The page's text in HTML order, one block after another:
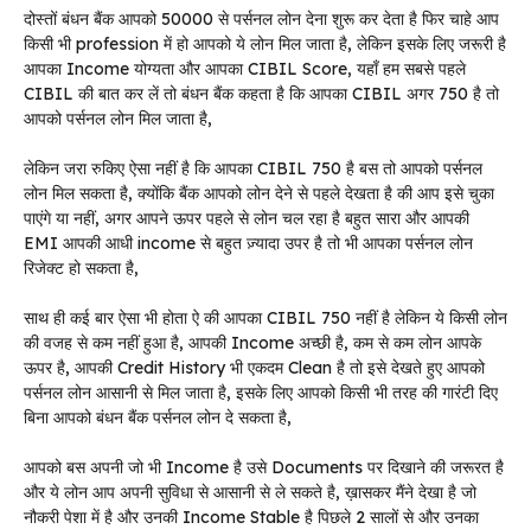
दोस्तों बंधन बैंक आपको 50000 से पर्सनल लोन देना शुरू कर देता है फिर चाहे आप
किसी भी profession में हो आपको ये लोन मिल जाता है, लेकिन इसके लिए जरूरी है
आपका Income योग्यता और आपका CIBIL Score, यहाँ हम सबसे पहले
CIBIL की बात कर लें तो बंधन बैंक कहता है कि आपका CIBIL अगर 750 है तो
आपको पर्सनल लोन मिल जाता है,
लेकिन जरा रुकिए ऐसा नहीं है कि आपका CIBIL 750 है बस तो आपको पर्सनल
लोन मिल सकता है, क्योंकि बैंक आपको लोन देने से पहले देखता है की आप इसे चुका
पाएंगे या नहीं, अगर आपने ऊपर पहले से लोन चल रहा है बहुत सारा और आपकी
EMI आपकी आधी income से बहुत ज़्यादा उपर है तो भी आपका पर्सनल लोन
रिजेक्ट हो सकता है,
साथ ही कई बार ऐसा भी होता ऐ की आपका CIBIL 750 नहीं है लेकिन ये किसी लोन
की वजह से कम नहीं हुआ है, आपकी Income अच्छी है, कम से कम लोन आपके
ऊपर है, आपकी Credit History भी एकदम Clean है तो इसे देखते हुए आपको
पर्सनल लोन आसानी से मिल जाता है, इसके लिए आपको किसी भी तरह की गारंटी दिए
बिना आपको बंधन बैंक पर्सनल लोन दे सकता है,
आपको बस अपनी जो भी Income है उसे Documents पर दिखाने की जरूरत है
और ये लोन आप अपनी सुविधा से आसानी से ले सकते है, ख़ासकर मैंने देखा है जो
नौकरी पेशा में है और उनकी Income Stable है पिछले 2 सालों से और उनका